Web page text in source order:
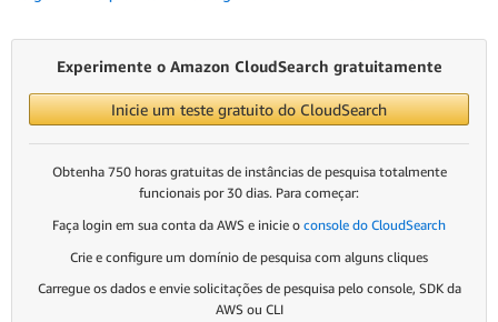
Experimente o Amazon CloudSearch gratuitamente
Inicie um teste gratuito do CloudSearch
Obtenha 750 horas gratuitas de instâncias de pesquisa totalmente
funcionais por 30 dias. Para começar:
Faça login em sua conta da AWS e inicie o console do CloudSearch
Crie e configure um domínio de pesquisa com alguns cliques
Carregue os dados e envie solicitações de pesquisa pelo console, SDK da
AWS ou CLI